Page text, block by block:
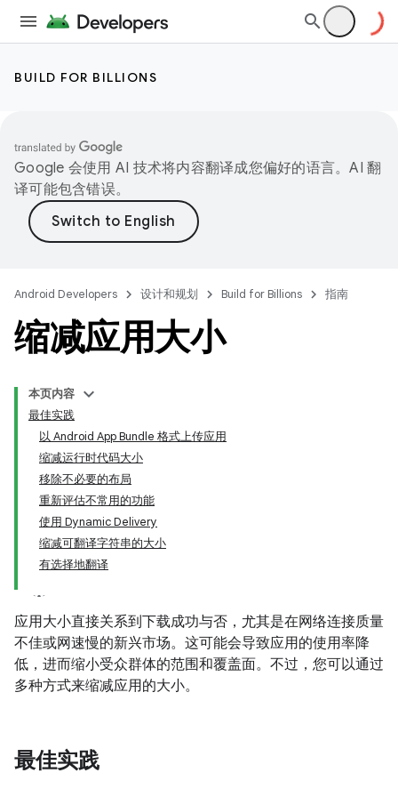
BUILD FOR BILLIONS
Google 会使用 AI 技术将内容翻译成您偏好的语言。AI 翻
译可能包含错误。
Android Developers 设计和规划 Build for Billions 指南
缩减应用大小
本页内容
最佳实践
以 Android App Bundle 格式上传应用
缩减运行时代码大小
移除不必要的布局
重新评估不常用的功能
使用 Dynamic Delivery
缩减可翻译字符串的大小
有选择地翻译
应用大小直接关系到下载成功与否，尤其是在网络连接质量
不佳或网速慢的新兴市场。这可能会导致应用的使用率降
低，进而缩小受众群体的范围和覆盖面。不过，您可以通过
多种方式来缩减应用的大小。
最佳实践